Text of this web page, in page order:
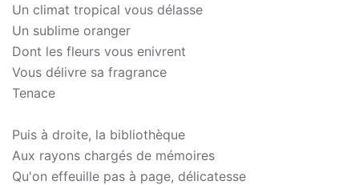
Un climat tropical vous délasse
Un sublime oranger
Dont les fleurs vous enivrent
Vous délivre sa fragrance
Tenace
Puis à droite, la bibliothèque
Aux rayons chargés de mémoires
Qu'on effeuille pas à page, délicatesse